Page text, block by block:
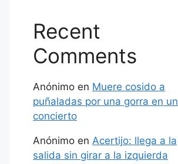
Recent
Comments
Anónimo en Muere cosido a
puñaladas por una gorra en un
concierto
Anónimo en Acertijo: llega a la
salida sin girar a la izquierda